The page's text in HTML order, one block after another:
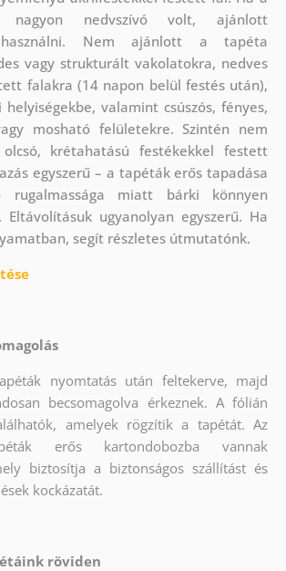
nagyon nedvszívó volt, ajánlott
használni. Nem ajánlott a tapéta
vagy strukturált vakolatokra, nedves
falakra (14 napon belül festés után),
helyiségekbe, valamint csúszós, fényes,
mosható felületekre. Szintén nem
krétahatású festékekkel festett
egyszerű – a tapéták erős tapadása
miatt bárki könnyen
Eltávolításuk ugyanolyan egyszerű. Ha
segít részletes útmutatónk.
nyomtatás után feltekerve, majd
becsomagolva érkeznek. A fólián
amelyek rögzítik a tapétát. Az
erős kartondobozba vannak
biztosítja a biztonságos szállítást és
kockázatát.
röviden